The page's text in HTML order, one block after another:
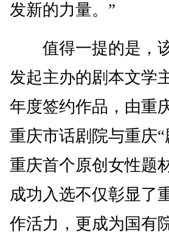
发新的力量。”
值得一提的是，该
发起主办的剧本文学
年度签约作品，由重
重庆市话剧院与重庆
重庆首个原创女性题
成功入选不仅彰显了
作活力，更成为国有